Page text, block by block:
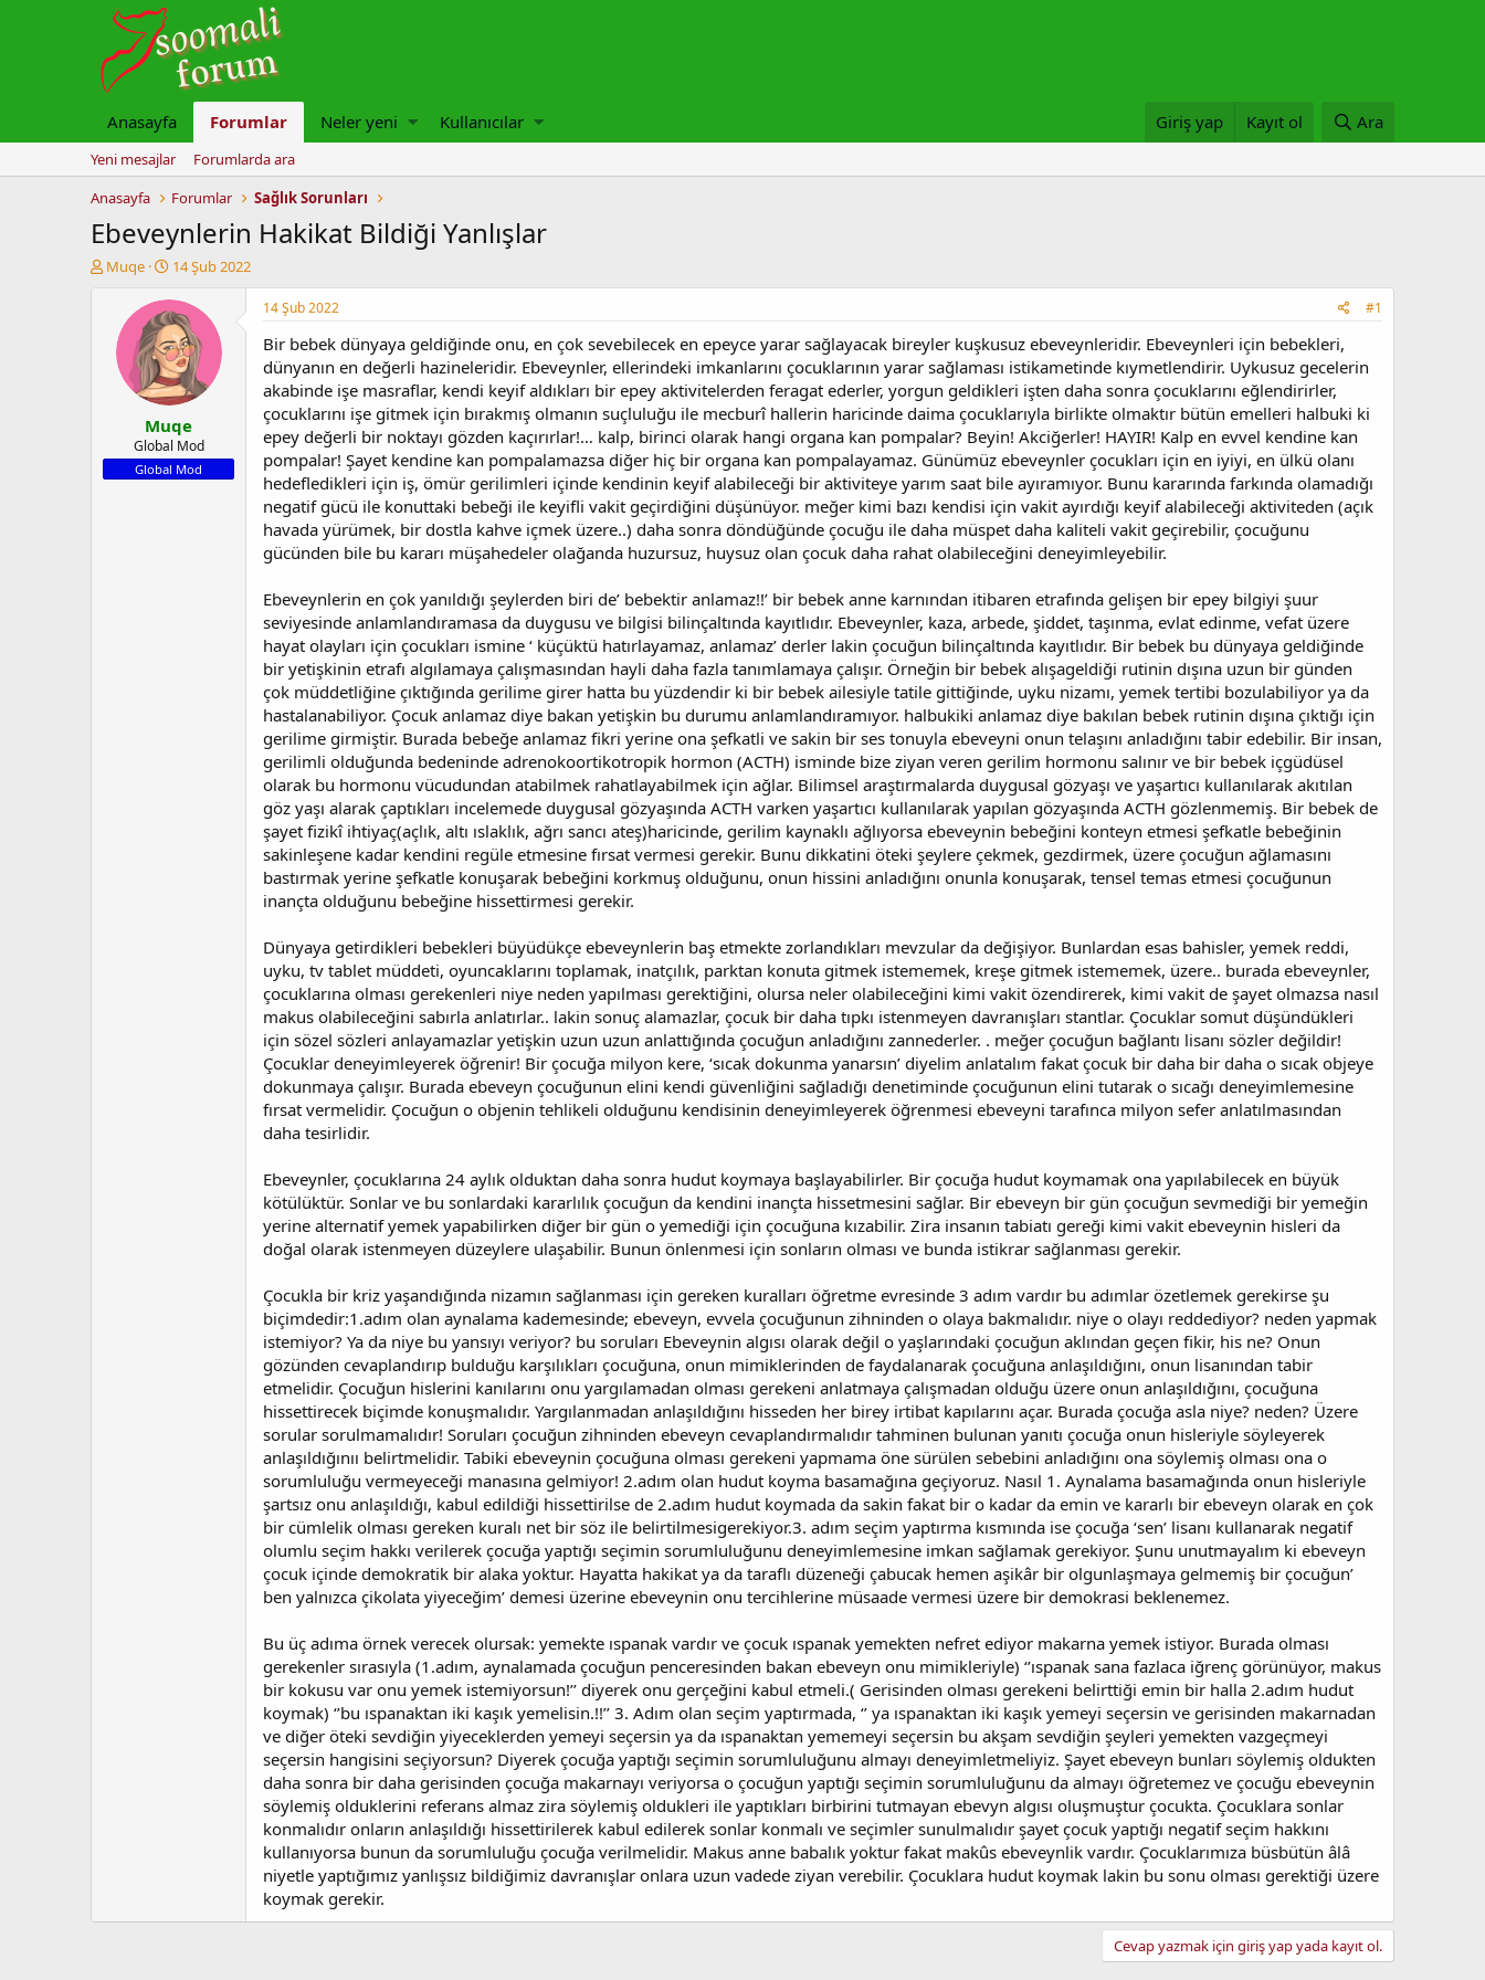
Anasayfa Forumlar Neler yeni Kullanıcılar Giriş yap Kayıt ol Ara
Yeni mesajlar
Forumlarda ara
Anasayfa
Forumlar Sağlık Sorunları
Ebeveynlerin Hakikat Bildiği Yanlışlar
K
a
t
Muqe
B
ş
l
a
n
g
ı
ç
t
a
r
14 Şub 2022
Muqe
Global Mod
Global Mod
14 Şub 2022 #1
Bir bebek dünyaya geldiğinde onu, en çok sevebilecek en epeyce yarar sağlayacak bireyler kuşkusuz ebeveynleridir. Ebeveynleri için bebekleri,
dünyanın en değerli hazineleridir. Ebeveynler, ellerindeki imkanlarını çocuklarının yarar sağlaması istikametinde kıymetlendirir. Uykusuz gecelerin
akabinde işe masraflar, kendi keyif aldıkları bir epey aktivitelerden feragat ederler, yorgun geldikleri işten daha sonra çocuklarını eğlendirirler,
çocuklarını işe gitmek için bırakmış olmanın suçluluğu ile mecburî hallerin haricinde daima çocuklarıyla birlikte olmaktır bütün emelleri halbuki ki
epey değerli bir noktayı gözden kaçırırlar!… kalp, birinci olarak hangi organa kan pompalar? Beyin! Akciğerler! HAYIR! Kalp en evvel kendine kan
pompalar! Şayet kendine kan pompalamazsa diğer hiç bir organa kan pompalayamaz. Günümüz ebeveynler çocukları için en iyiyi, en ülkü olanı
hedefledikleri için iş, ömür gerilimleri içinde kendinin keyif alabileceği bir aktiviteye yarım saat bile ayıramıyor. Bunu kararında farkında olamadığı
negatif gücü ile konuttaki bebeği ile keyifli vakit geçirdiğini düşünüyor. meğer kimi bazı kendisi için vakit ayırdığı keyif alabileceği aktiviteden (açık
havada yürümek, bir dostla kahve içmek üzere..) daha sonra döndüğünde çocuğu ile daha müspet daha kaliteli vakit geçirebilir, çocuğunu
gücünden bile bu kararı müşahedeler olağanda huzursuz, huysuz olan çocuk daha rahat olabileceğini deneyimleyebilir.
Ebeveynlerin en çok yanıldığı şeylerden biri de’ bebektir anlamaz!!’ bir bebek anne karnından itibaren etrafında gelişen bir epey bilgiyi şuur
seviyesinde anlamlandıramasa da duygusu ve bilgisi bilinçaltında kayıtlıdır. Ebeveynler, kaza, arbede, şiddet, taşınma, evlat edinme, vefat üzere
hayat olayları için çocukları ismine ‘ küçüktü hatırlayamaz, anlamaz’ derler lakin çocuğun bilinçaltında kayıtlıdır. Bir bebek bu dünyaya geldiğinde
bir yetişkinin etrafı algılamaya çalışmasından hayli daha fazla tanımlamaya çalışır. Örneğin bir bebek alışageldiği rutinin dışına uzun bir günden
çok müddetliğine çıktığında gerilime girer hatta bu yüzdendir ki bir bebek ailesiyle tatile gittiğinde, uyku nizamı, yemek tertibi bozulabiliyor ya da
hastalanabiliyor. Çocuk anlamaz diye bakan yetişkin bu durumu anlamlandıramıyor. halbukiki anlamaz diye bakılan bebek rutinin dışına çıktığı için
gerilime girmiştir. Burada bebeğe anlamaz fikri yerine ona şefkatli ve sakin bir ses tonuyla ebeveyni onun telaşını anladığını tabir edebilir. Bir insan,
gerilimli olduğunda bedeninde adrenokoortikotropik hormon (ACTH) isminde bize ziyan veren gerilim hormonu salınır ve bir bebek içgüdüsel
olarak bu hormonu vücudundan atabilmek rahatlayabilmek için ağlar. Bilimsel araştırmalarda duygusal gözyaşı ve yaşartıcı kullanılarak akıtılan
göz yaşı alarak çaptıkları incelemede duygusal gözyaşında ACTH varken yaşartıcı kullanılarak yapılan gözyaşında ACTH gözlenmemiş. Bir bebek de
şayet fizikî ihtiyaç(açlık, altı ıslaklık, ağrı sancı ateş)haricinde, gerilim kaynaklı ağlıyorsa ebeveynin bebeğini konteyn etmesi şefkatle bebeğinin
sakinleşene kadar kendini regüle etmesine fırsat vermesi gerekir. Bunu dikkatini öteki şeylere çekmek, gezdirmek, üzere çocuğun ağlamasını
bastırmak yerine şefkatle konuşarak bebeğini korkmuş olduğunu, onun hissini anladığını onunla konuşarak, tensel temas etmesi çocuğunun
inançta olduğunu bebeğine hissettirmesi gerekir.
Dünyaya getirdikleri bebekleri büyüdükçe ebeveynlerin baş etmekte zorlandıkları mevzular da değişiyor. Bunlardan esas bahisler, yemek reddi,
uyku, tv tablet müddeti, oyuncaklarını toplamak, inatçılık, parktan konuta gitmek istememek, kreşe gitmek istememek, üzere.. burada ebeveynler,
çocuklarına olması gerekenleri niye neden yapılması gerektiğini, olursa neler olabileceğini kimi vakit özendirerek, kimi vakit de şayet olmazsa nasıl
makus olabileceğini sabırla anlatırlar.. lakin sonuç alamazlar, çocuk bir daha tıpkı istenmeyen davranışları stantlar. Çocuklar somut düşündükleri
için sözel sözleri anlayamazlar yetişkin uzun uzun anlattığında çocuğun anladığını zannederler. . meğer çocuğun bağlantı lisanı sözler değildir!
Çocuklar deneyimleyerek öğrenir! Bir çocuğa milyon kere, ‘sıcak dokunma yanarsın’ diyelim anlatalım fakat çocuk bir daha bir daha o sıcak objeye
dokunmaya çalışır. Burada ebeveyn çocuğunun elini kendi güvenliğini sağladığı denetiminde çocuğunun elini tutarak o sıcağı deneyimlemesine
fırsat vermelidir. Çocuğun o objenin tehlikeli olduğunu kendisinin deneyimleyerek öğrenmesi ebeveyni tarafınca milyon sefer anlatılmasından
daha tesirlidir.
Ebeveynler, çocuklarına 24 aylık olduktan daha sonra hudut koymaya başlayabilirler. Bir çocuğa hudut koymamak ona yapılabilecek en büyük
kötülüktür. Sonlar ve bu sonlardaki kararlılık çocuğun da kendini inançta hissetmesini sağlar. Bir ebeveyn bir gün çocuğun sevmediği bir yemeğin
yerine alternatif yemek yapabilirken diğer bir gün o yemediği için çocuğuna kızabilir. Zira insanın tabiatı gereği kimi vakit ebeveynin hisleri da
doğal olarak istenmeyen düzeylere ulaşabilir. Bunun önlenmesi için sonların olması ve bunda istikrar sağlanması gerekir.
Çocukla bir kriz yaşandığında nizamın sağlanması için gereken kuralları öğretme evresinde 3 adım vardır bu adımlar özetlemek gerekirse şu
biçimdedir:1.adım olan aynalama kademesinde; ebeveyn, evvela çocuğunun zihninden o olaya bakmalıdır. niye o olayı reddediyor? neden yapmak
istemiyor? Ya da niye bu yansıyı veriyor? bu soruları Ebeveynin algısı olarak değil o yaşlarındaki çocuğun aklından geçen fikir, his ne? Onun
gözünden cevaplandırıp bulduğu karşılıkları çocuğuna, onun mimiklerinden de faydalanarak çocuğuna anlaşıldığını, onun lisanından tabir
etmelidir. Çocuğun hislerini kanılarını onu yargılamadan olması gerekeni anlatmaya çalışmadan olduğu üzere onun anlaşıldığını, çocuğuna
hissettirecek biçimde konuşmalıdır. Yargılanmadan anlaşıldığını hisseden her birey irtibat kapılarını açar. Burada çocuğa asla niye? neden? Üzere
sorular sorulmamalıdır! Soruları çocuğun zihninden ebeveyn cevaplandırmalıdır tahminen bulunan yanıtı çocuğa onun hisleriyle söyleyerek
anlaşıldığınıı belirtmelidir. Tabiki ebeveynin çocuğuna olması gerekeni yapmama öne sürülen sebebini anladığını ona söylemiş olması ona o
sorumluluğu vermeyeceği manasına gelmiyor! 2.adım olan hudut koyma basamağına geçiyoruz. Nasıl 1. Aynalama basamağında onun hisleriyle
şartsız onu anlaşıldığı, kabul edildiği hissettirilse de 2.adım hudut koymada da sakin fakat bir o kadar da emin ve kararlı bir ebeveyn olarak en çok
bir cümlelik olması gereken kuralı net bir söz ile belirtilmesigerekiyor.3. adım seçim yaptırma kısmında ise çocuğa ‘sen’ lisanı kullanarak negatif
olumlu seçim hakkı verilerek çocuğa yaptığı seçimin sorumluluğunu deneyimlemesine imkan sağlamak gerekiyor. Şunu unutmayalım ki ebeveyn
çocuk içinde demokratik bir alaka yoktur. Hayatta hakikat ya da taraflı düzeneği çabucak hemen aşikâr bir olgunlaşmaya gelmemiş bir çocuğun’
ben yalnızca çikolata yiyeceğim’ demesi üzerine ebeveynin onu tercihlerine müsaade vermesi üzere bir demokrasi beklenemez.
Bu üç adıma örnek verecek olursak: yemekte ıspanak vardır ve çocuk ıspanak yemekten nefret ediyor makarna yemek istiyor. Burada olması
gerekenler sırasıyla (1.adım, aynalamada çocuğun penceresinden bakan ebeveyn onu mimikleriyle) ‘’ıspanak sana fazlaca iğrenç görünüyor, makus
bir kokusu var onu yemek istemiyorsun!’’ diyerek onu gerçeğini kabul etmeli.( Gerisinden olması gerekeni belirttiği emin bir halla 2.adım hudut
koymak) ‘’bu ıspanaktan iki kaşık yemelisin.!!’’ 3. Adım olan seçim yaptırmada, ‘’ ya ıspanaktan iki kaşık yemeyi seçersin ve gerisinden makarnadan
ve diğer öteki sevdiğin yiyeceklerden yemeyi seçersin ya da ıspanaktan yememeyi seçersin bu akşam sevdiğin şeyleri yemekten vazgeçmeyi
seçersin hangisini seçiyorsun? Diyerek çocuğa yaptığı seçimin sorumluluğunu almayı deneyimletmeliyiz. Şayet ebeveyn bunları söylemiş oldukten
daha sonra bir daha gerisinden çocuğa makarnayı veriyorsa o çocuğun yaptığı seçimin sorumluluğunu da almayı öğretemez ve çocuğu ebeveynin
söylemiş olduklerini referans almaz zira söylemiş oldukleri ile yaptıkları birbirini tutmayan ebevyn algısı oluşmuştur çocukta. Çocuklara sonlar
konmalıdır onların anlaşıldığı hissettirilerek kabul edilerek sonlar konmalı ve seçimler sunulmalıdır şayet çocuk yaptığı negatif seçim hakkını
kullanıyorsa bunun da sorumluluğu çocuğa verilmelidir. Makus anne babalık yoktur fakat makûs ebeveynlik vardır. Çocuklarımıza büsbütün âlâ
niyetle yaptığımız yanlışsız bildiğimiz davranışlar onlara uzun vadede ziyan verebilir. Çocuklara hudut koymak lakin bu sonu olması gerektiği üzere
koymak gerekir.
Cevap yazmak için giriş yap yada kayıt ol.